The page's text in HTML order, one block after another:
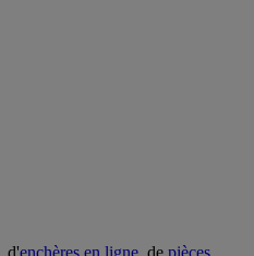
, d'enchères en ligne , de pièces